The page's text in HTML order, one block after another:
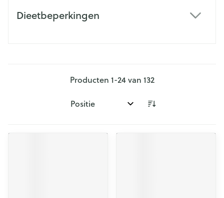
Dieetbeperkingen
Producten 1-24van 132
Sorteer op: